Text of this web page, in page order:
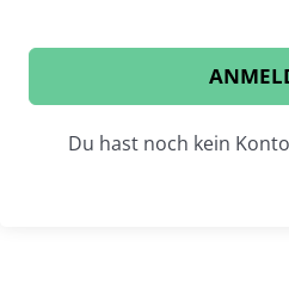
Du hast noch kein